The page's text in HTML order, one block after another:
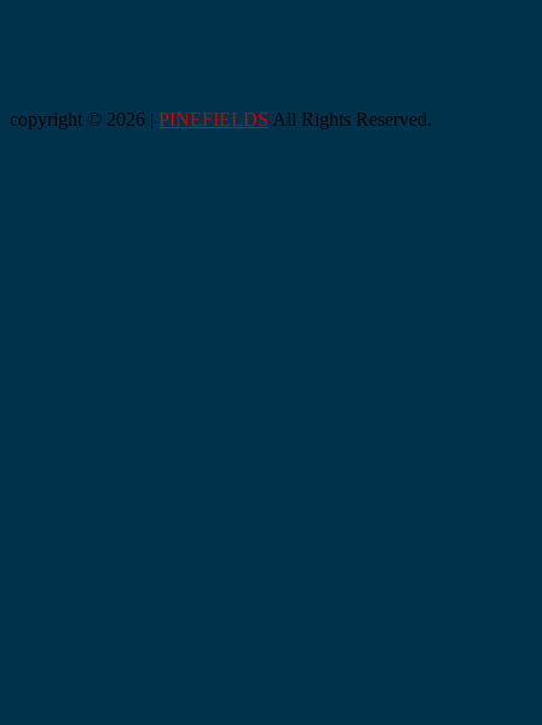
copyright © 2026 | PINEFIELDS All Rights Reserved.